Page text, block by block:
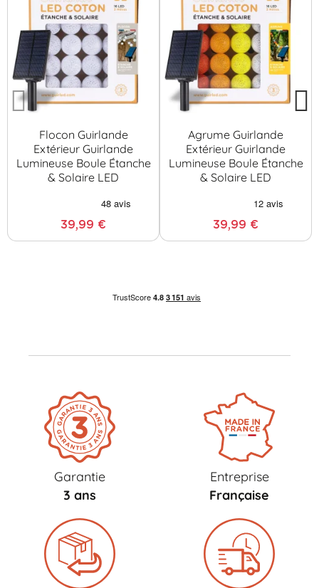
Flocon Guirlande
Extérieur Guirlande
Lumineuse Boule Étanche
& Solaire LED
39,99 €
Agrume Guirlande
Extérieur Guirlande
Lumineuse Boule Étanche
& Solaire LED
39,99 €
Garantie
3 ans
Entreprise
Française